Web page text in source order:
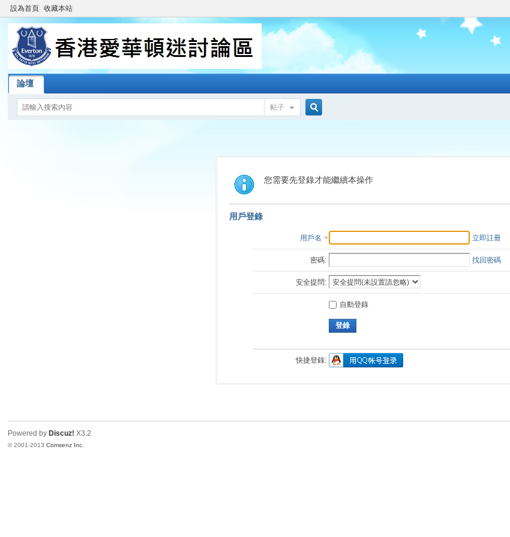
設為首頁 收藏本站
論壇
帖子
索
您需要先登錄才能繼續本操作
用戶登錄
用戶名 立即註冊
密碼: 找回密碼
安全提問:
自動登錄
登錄
快捷登錄:
Powered by Discuz! X3.2
© 2001-2013Comsenz Inc.